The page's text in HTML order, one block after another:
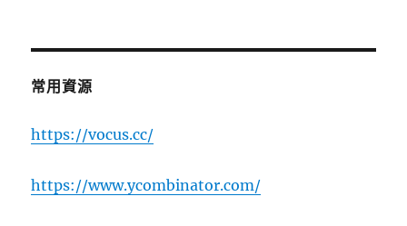
常用資源
https://vocus.cc/
https://www.ycombinator.com/